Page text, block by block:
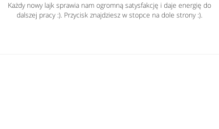
Każdy nowy lajk sprawia nam ogromną satysfakcję i daje energię do
dalszej pracy :). Przycisk znajdziesz w stopce na dole strony :).